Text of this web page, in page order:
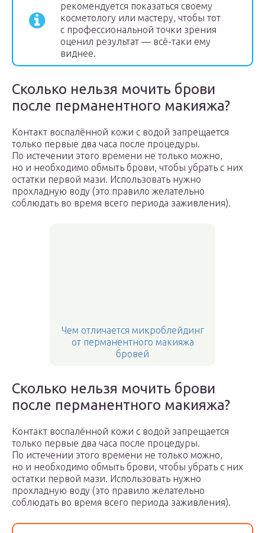
рекомендуется показаться своему
косметологу или мастеру, чтобы тот
с профессиональной точки зрения
оценил результат — всё-таки ему
виднее.
Сколько нельзя мочить брови
после перманентного макияжа?
Контакт воспалённой кожи с водой запрещается
только первые два часа после процедуры.
По истечении этого времени не только можно,
но и необходимо обмыть брови, чтобы убрать с них
остатки первой мази. Использовать нужно
прохладную воду (это правило желательно
соблюдать во время всего периода заживления).
Чем отличается микроблейдинг
от перманентного макияжа
бровей
Сколько нельзя мочить брови
после перманентного макияжа?
Контакт воспалённой кожи с водой запрещается
только первые два часа после процедуры.
По истечении этого времени не только можно,
но и необходимо обмыть брови, чтобы убрать с них
остатки первой мази. Использовать нужно
прохладную воду (это правило желательно
соблюдать во время всего периода заживления).